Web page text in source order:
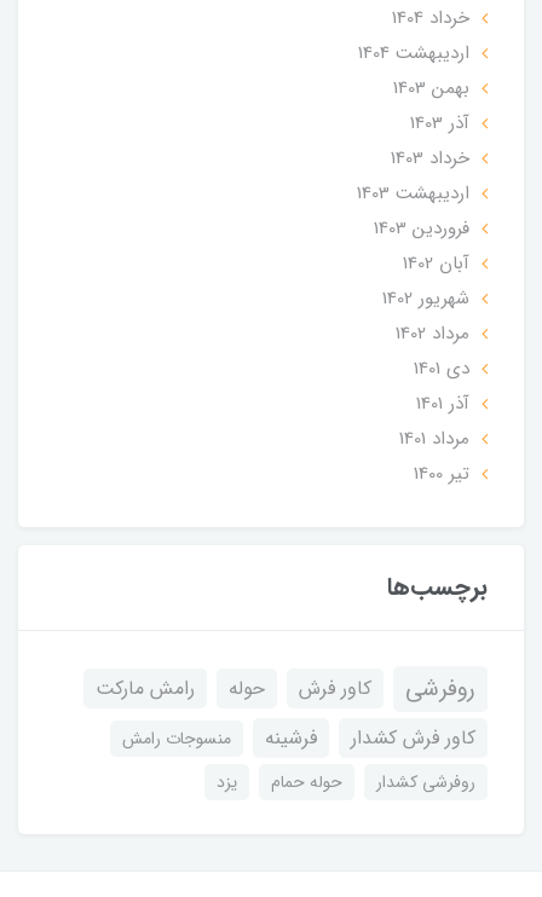
خرداد 1404
ارديبهشت 1404
بهمن 1403
آذر 1403
خرداد 1403
ارديبهشت 1403
فروردین 1403
آبان 1402
شهریور 1402
مرداد 1402
دی 1401
آذر 1401
مرداد 1401
تير 1400
برچسب‌ها
روفرشی کاور فرش حوله
رامش مارکت
کاور فرش کشدار
فرشینه
منسوجات رامش
روفرشی کشدار
حوله حمام یزد